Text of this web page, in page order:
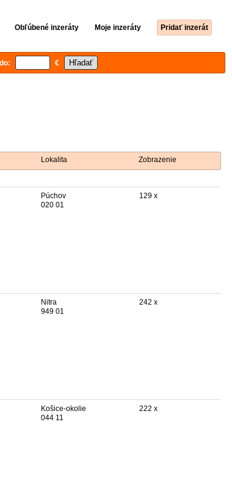
Obľúbené inzeráty Moje inzeráty Pridať inzerát
€
Lokalita Zobrazenie
Púchov
020 01
129 x
Nitra
949 01
242 x
Košice-okolie
044 11
222 x